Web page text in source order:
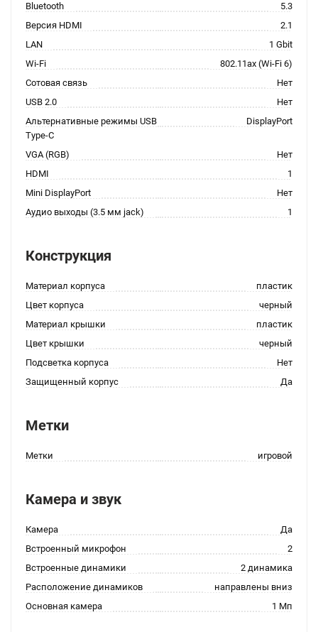
Bluetooth
5.3
Версия HDMI
2.1
LAN
1 Gbit
Wi-Fi
802.11ax (Wi-Fi 6)
Сотовая связь
Нет
USB 2.0
Нет
Альтернативные режимы USB
Type-C
DisplayPort
VGA (RGB)
Нет
HDMI
1
Mini DisplayPort
Нет
Аудио выходы (3.5 мм jack)
1
Конструкция
Материал корпуса
пластик
Цвет корпуса
черный
Материал крышки
пластик
Цвет крышки
черный
Подсветка корпуса
Нет
Защищенный корпус
Да
Метки
Метки игровой
Камера и звук
Камера
Да
Встроенный микрофон
2
Встроенные динамики
2 динамика
Расположение динамиков
направлены вниз
Основная камера
1 Мп